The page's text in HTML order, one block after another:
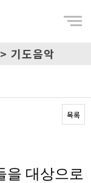
기도음악
목록
을 대상으로